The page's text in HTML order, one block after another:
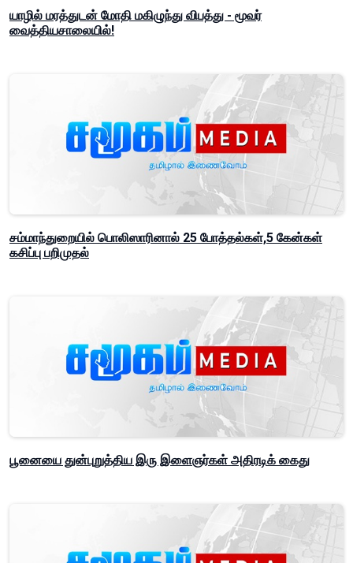
யாழில் மரத்துடன் மோதி மகிழுந்து விபத்து - மூவர்
வைத்தியசாலையில்!
சம்மாந்துறையில் பொலிஸாரினால் 25 போத்தல்கள்,5 கேன்கள்
கசிப்பு பறிமுதல்
பூனையை துன்புறுத்திய இரு இளைஞர்கள் அதிரடிக் கைது